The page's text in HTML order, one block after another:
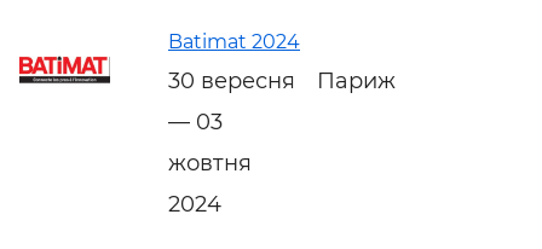
Batimat 2024
30 вересня
— 03
жовтня
2024
Париж